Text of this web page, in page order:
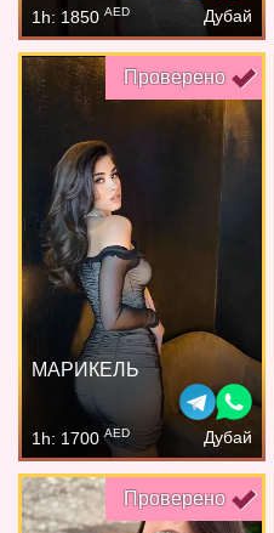
1h: 1850 AED Дубай
Проверено
МАРИКЕЛЬ
1h: 1700AED Дубай
Проверено